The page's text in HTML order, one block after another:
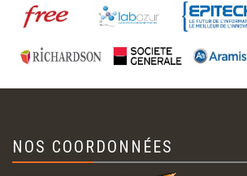
NOS COORDONNÉES